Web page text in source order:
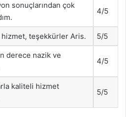
sonuçlarından çok
4/5
hizmet, teşekkürler Aris. 5/5
derece nazik ve
4/5
kaliteli hizmet
5/5